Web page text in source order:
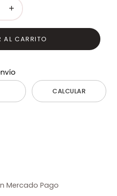
+
AL CARRITO
CALCULAR
Mercado Pago